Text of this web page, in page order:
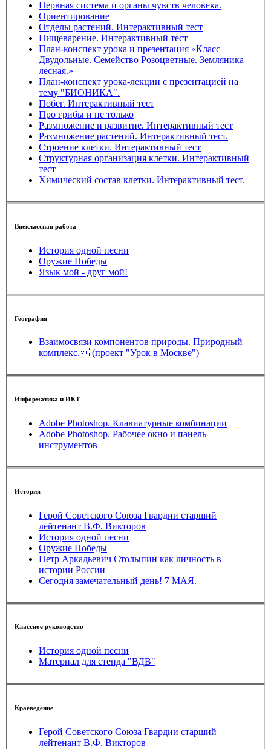
Нервная система и органы чувств человека.
Ориентирование
Отделы растений. Интерактивный тест
Пищеварение. Интерактивный тест
План-конспект урока и презентация «Класс
Двудольные. Семейство Розоцветные. Земляника
лесная.»
План-конспект урока-лекции с презентацией на
тему "БИОНИКА".
Побег. Интерактивный тест
Про грибы и не только
Размножение и развитие. Интерактивный тест
Размножение растений. Интерактивный тест.
Строение клетки. Интерактивный тест
Структурная организация клетки. Интерактивный
тест
Химический состав клетки. Интерактивный тест.
Внеклассная работа
История одной песни
Оружие Победы
Язык мой - друг мой!
География
Взаимосвязи компонентов природы. Природный
комплекс. (проект "Урок в Москве")
Информатика и ИКТ
Adobe Photoshop. Клавиатурные комбинации
Adobe Photoshop. Рабочее окно и панель
инструментов
История
Герой Советского Союза Гвардии старший
лейтенант В.Ф. Викторов
История одной песни
Оружие Победы
Петр Аркадьевич Столыпин как личность в
истории России
Сегодня замечательный день! 7 МАЯ.
Классное руководство
История одной песни
Материал для стенда "ВДВ"
Краеведение
Герой Советского Союза Гвардии старший
лейтенант В.Ф. Викторов